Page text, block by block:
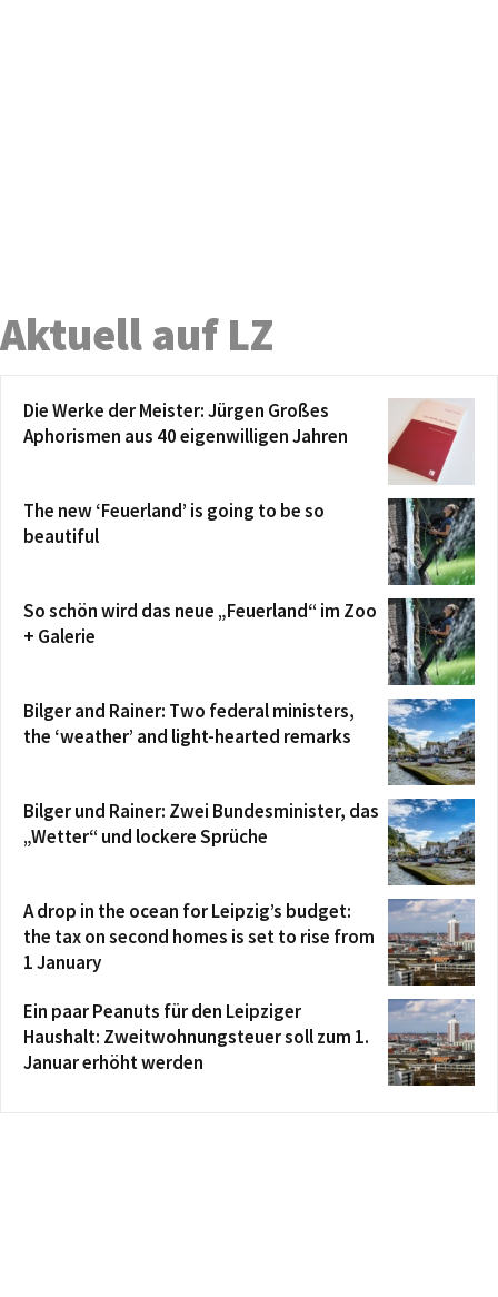
Aktuell auf LZ
Die Werke der Meister: Jürgen Großes
Aphorismen aus 40 eigenwilligen Jahren
The new ‘Feuerland’ is going to be so
beautiful
So schön wird das neue „Feuerland“ im Zoo
+ Galerie
Bilger and Rainer: Two federal ministers,
the ‘weather’ and light-hearted remarks
Bilger und Rainer: Zwei Bundesminister, das
„Wetter“ und lockere Sprüche
A drop in the ocean for Leipzig’s budget:
the tax on second homes is set to rise from
1 January
Ein paar Peanuts für den Leipziger
Haushalt: Zweitwohnungsteuer soll zum 1.
Januar erhöht werden